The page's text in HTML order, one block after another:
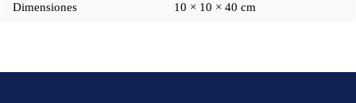
Dimensiones 10 × 10 × 40 cm